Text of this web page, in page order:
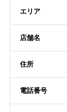
エリア
店舗名
住所
電話番号